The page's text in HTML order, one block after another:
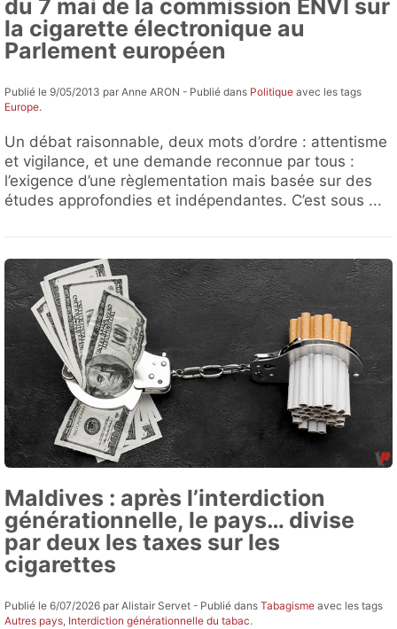
du 7 mai de la commission ENVI sur
la cigarette électronique au
Parlement européen
Publié le 9/05/2013 par Anne ARON - Publié dans Politique avec les tags
Europe.
Un débat raisonnable, deux mots d’ordre : attentisme
et vigilance, et une demande reconnue par tous :
l’exigence d’une règlementation mais basée sur des
études approfondies et indépendantes. C’est sous ...
Maldives : après l’interdiction
générationnelle, le pays… divise
par deux les taxes sur les
cigarettes
Publié le 6/07/2026 par Alistair Servet - Publié dans Tabagisme avec les tags
Autres pays, Interdiction générationnelle du tabac.